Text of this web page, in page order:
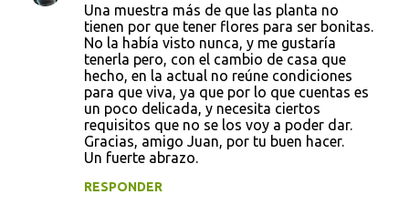
Una muestra más de que las planta no
tienen por que tener flores para ser bonitas.
No la había visto nunca, y me gustaría
tenerla pero, con el cambio de casa que
hecho, en la actual no reúne condiciones
para que viva, ya que por lo que cuentas es
un poco delicada, y necesita ciertos
requisitos que no se los voy a poder dar.
Gracias, amigo Juan, por tu buen hacer.
Un fuerte abrazo.
RESPONDER